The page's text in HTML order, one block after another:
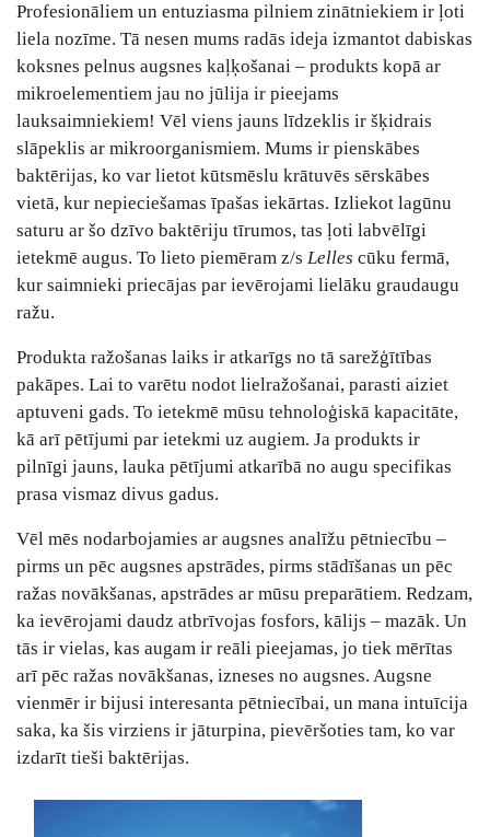
Profesionāliem un entuziasma pilniem zinātniekiem ir ļoti
liela nozīme. Tā nesen mums radās ideja izmantot dabiskas
koksnes pelnus augsnes kaļķošanai – produkts kopā ar
mikroelementiem jau no jūlija ir pieejams
lauksaimniekiem! Vēl viens jauns līdzeklis ir šķidrais
slāpeklis ar mikroorganismiem. Mums ir pienskābes
baktērijas, ko var lietot kūtsmēslu krātuvēs sērskābes
vietā, kur nepieciešamas īpašas iekārtas. Izliekot lagūnu
saturu ar šo dzīvo baktēriju tīrumos, tas ļoti labvēlīgi
ietekmē augus. To lieto piemēram z/s Lelles cūku fermā,
kur saimnieki priecājas par ievērojami lielāku graudaugu
ražu.
Produkta ražošanas laiks ir atkarīgs no tā sarežģītības
pakāpes. Lai to varētu nodot lielražošanai, parasti aiziet
aptuveni gads. To ietekmē mūsu tehnoloģiskā kapacitāte,
kā arī pētījumi par ietekmi uz augiem. Ja produkts ir
pilnīgi jauns, lauka pētījumi atkarībā no augu specifikas
prasa vismaz divus gadus.
Vēl mēs nodarbojamies ar augsnes analīžu pētniecību –
pirms un pēc augsnes apstrādes, pirms stādīšanas un pēc
ražas novākšanas, apstrādes ar mūsu preparātiem. Redzam,
ka ievērojami daudz atbrīvojas fosfors, kālijs – mazāk. Un
tās ir vielas, kas augam ir reāli pieejamas, jo tiek mērītas
arī pēc ražas novākšanas, izneses no augsnes. Augsne
vienmēr ir bijusi interesanta pētniecībai, un mana intuīcija
saka, ka šis virziens ir jāturpina, pievēršoties tam, ko var
izdarīt tieši baktērijas.